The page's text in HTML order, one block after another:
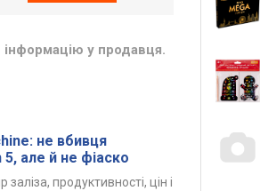
у продавця.
не вбивця
5, але й не фіаско
заліза, продуктивності, цін і